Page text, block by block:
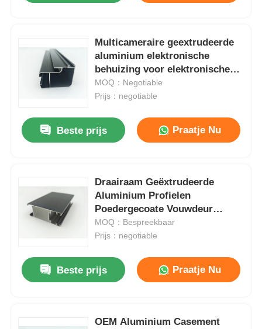
Multicameraire geextrudeerde
aluminium elektronische
behuizing voor elektronische
apparaten
MOQ：Negotiable
Prijs：negotiable
Beste prijs Praatje Nu
Draairaam Geëxtrudeerde
Aluminium Profielen
Poedergecoate Vouwdeur
Aluminium Profiel
MOQ：Bespreekbaar
Prijs：negotiable
Beste prijs Praatje Nu
OEM Aluminium Casement